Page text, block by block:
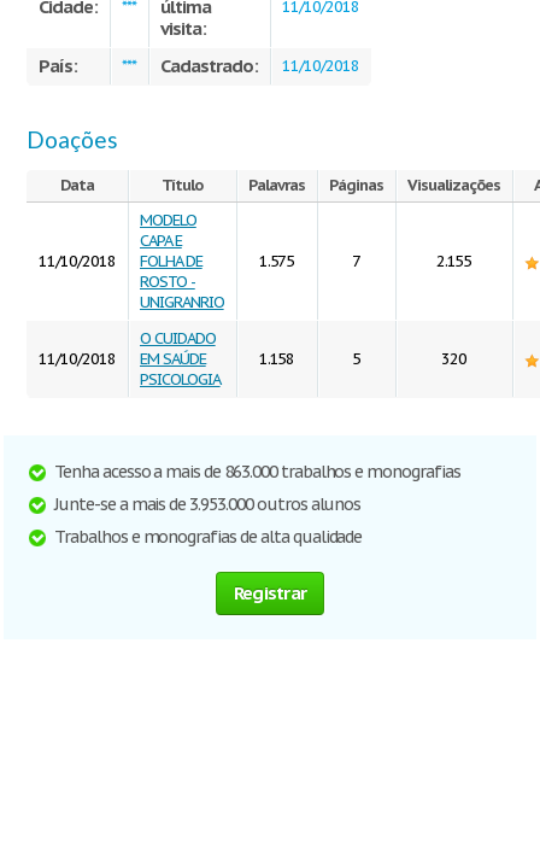
Cidade: ***
última
visita:
11/10/2018
País: *** Cadastrado: 11/10/2018
Doações
Data Título Palavras Páginas Visualizações
11/10/2018
MODELO
CAPA E
FOLHA DE
ROSTO -
UNIGRANRIO
1.575 7 2.155
11/10/2018
O CUIDADO
EM SAÚDE
PSICOLOGIA
1.158 5 320
Tenha acesso a mais de 863.000 trabalhos e monografias
Junte-se a mais de 3.953.000 outros alunos
Trabalhos e monografias de alta qualidade
Registrar